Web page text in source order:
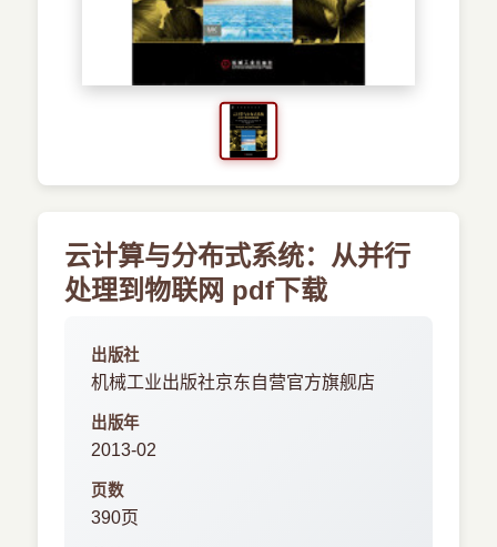
预订书籍
云计算与分布式系统：从并行
处理到物联网 pdf下载
出版社
机械工业出版社京东自营官方旗舰店
出版年
2013-02
页数
390页